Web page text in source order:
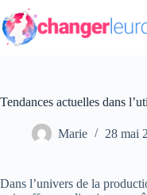
Passer
au
contenu
Tendances actuelles dans
Marie 28 mai
Dans l’univers de la